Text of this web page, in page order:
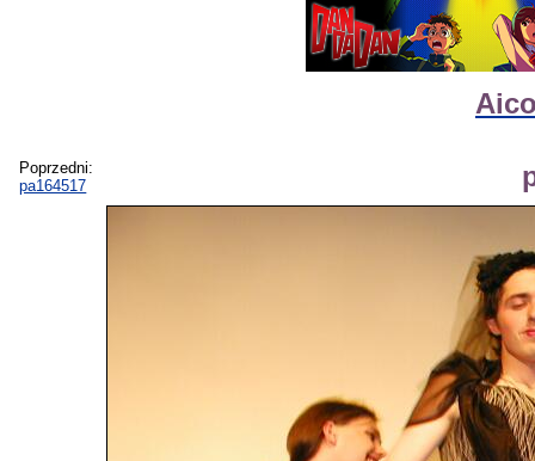
Poprzedni:
pa164517